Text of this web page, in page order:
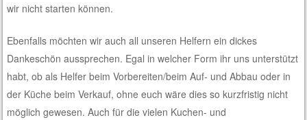
wir nicht starten können.
Ebenfalls möchten wir auch all unseren Helfern ein dickes
Dankeschön aussprechen. Egal in welcher Form ihr uns unterstützt
habt, ob als Helfer beim Vorbereiten/beim Auf- und Abbau oder in
der Küche beim Verkauf, ohne euch wäre dies so kurzfristig nicht
möglich gewesen. Auch für die vielen Kuchen- und